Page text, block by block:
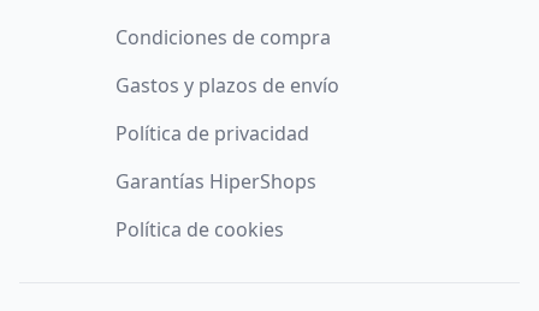
Condiciones de compra
Gastos y plazos de envío
Política de privacidad
Garantías HiperShops
Política de cookies